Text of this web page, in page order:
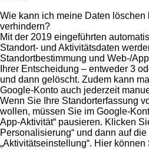
Wie kann ich meine Daten
verhindern?
Mit der 2019 eingeführten
Standort- und Aktivitätsdaten
Standortbestimmung und Web-/
Ihrer Entscheidung – entweder 3
und dann gelöscht. Zudem kann
Google-Konto auch jederzeit
Wenn Sie Ihre Standorterfassung
wollen, müssen Sie im Google-
App-Aktivität“ pausieren. Klicken
Personalisierung“ und dann auf die
„Aktivitätseinstellung“. Hier